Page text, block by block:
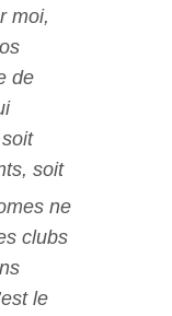
moi,
de
soit
ne
clubs
le